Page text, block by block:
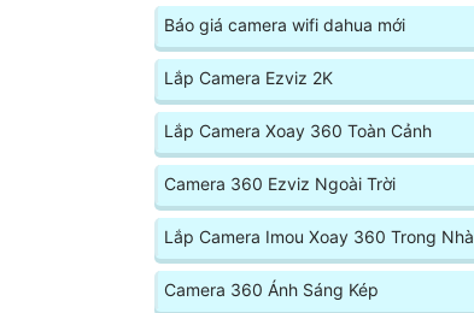
Báo giá camera wifi dahua mới
Lắp Camera Ezviz 2K
Lắp Camera Xoay 360 Toàn Cảnh
Camera 360 Ezviz Ngoài Trời
Lắp Camera Imou Xoay 360 Trong Nhà
Camera 360 Ánh Sáng Kép